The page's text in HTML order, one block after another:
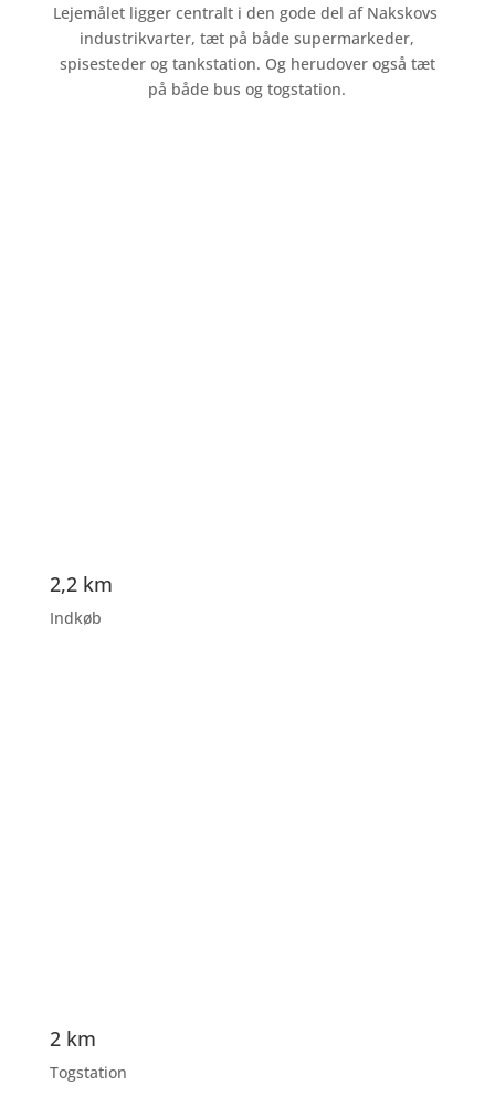
Lejemålet ligger centralt i den gode del af Nakskovs
industrikvarter, tæt på både supermarkeder,
spisesteder og tankstation. Og herudover også tæt
på både bus og togstation.
2,2 km
Indkøb
2 km
Togstation